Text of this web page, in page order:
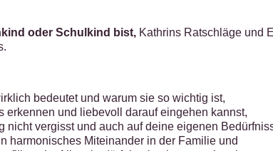
oder Schulkind bist, Kathrins Ratschläge und
bedeutet und warum sie so wichtig ist,
und liebevoll darauf eingehen kannst,
nicht vergisst und auch auf deine eigenen
harmonisches Miteinander in der Familie und